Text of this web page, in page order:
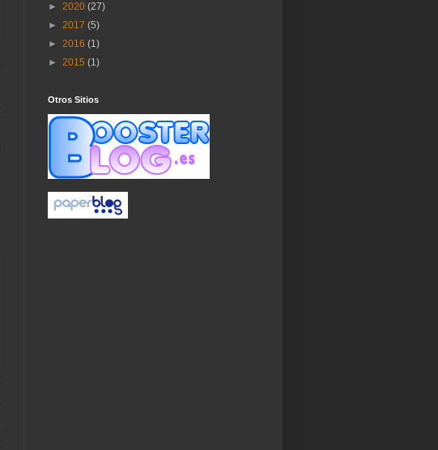
► 2020 (27)
► 2017 (5)
► 2016 (1)
► 2015 (1)
Otros Sitios